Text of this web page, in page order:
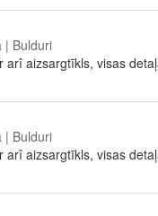
| Bulduri
arî aizsargtīkls, visas
| Bulduri
arî aizsargtīkls, visas